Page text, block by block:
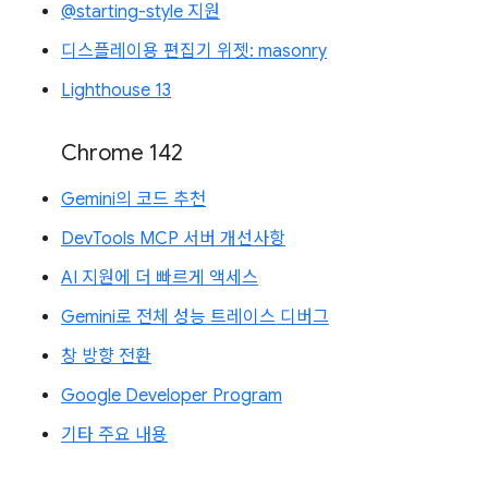
@starting-style 지원
디스플레이용 편집기 위젯: masonry
Lighthouse 13
Chrome 142
Gemini의 코드 추천
DevTools MCP 서버 개선사항
AI 지원에 더 빠르게 액세스
Gemini로 전체 성능 트레이스 디버그
창 방향 전환
Google Developer Program
기타 주요 내용